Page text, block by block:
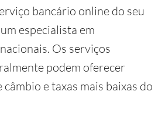
bancário online do seu
especialista em
Os serviços
podem oferecer
e taxas mais baixas do